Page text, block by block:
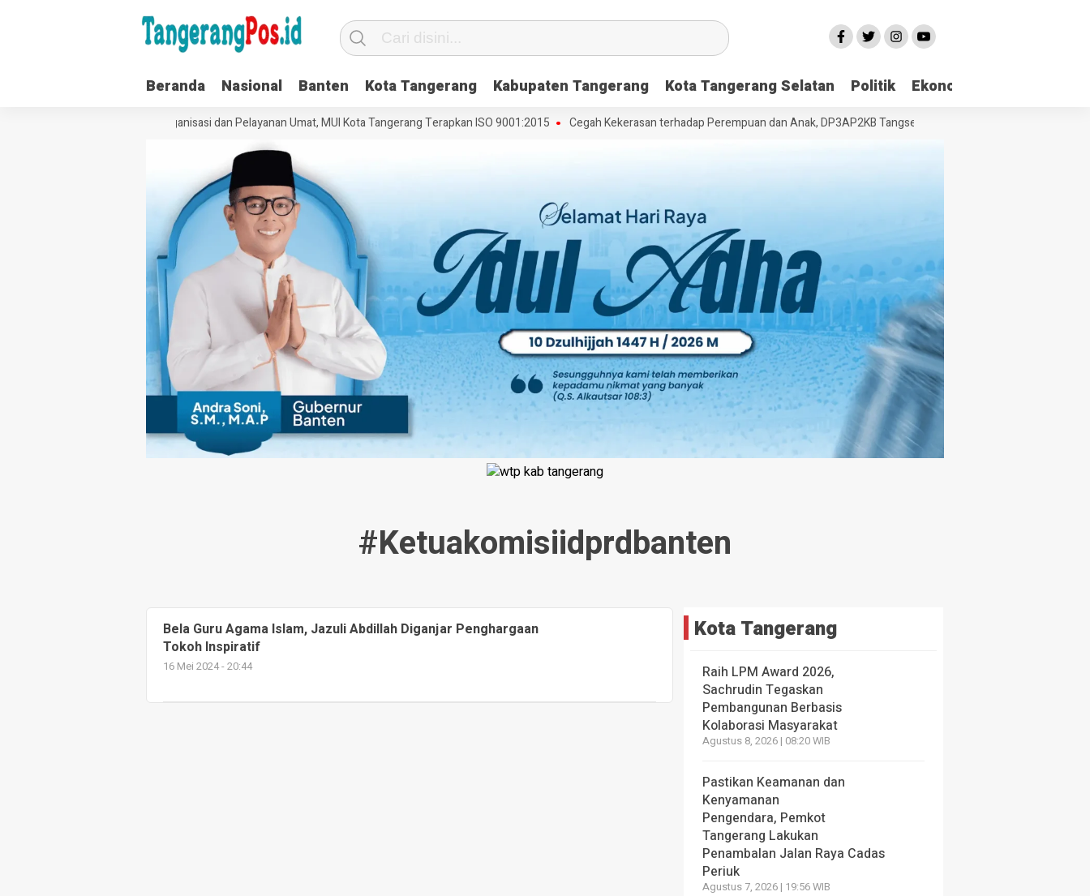
Beranda Nasional Banten Kota Tangerang Kabupaten Tangerang Kota Tangerang Selatan Politik Ekonomi
Perkuat Tata Kelola Organisasi dan Pelayanan Umat, MUI Kota Tangerang Terapkan ISO 9001:2015 Cegah Kekerasan terhadap Perempuan dan Anak, DP3AP2KB Tangsel Bekali Masyarakat Manajemen Stres
#ketuakomisiidprdbanten
Bela Guru Agama Islam, Jazuli Abdillah Diganjar Penghargaan
Tokoh Inspiratif
16 Mei 2024 - 20:44
Kota Tangerang
Raih LPM Award 2026,
Sachrudin Tegaskan
Pembangunan Berbasis
Kolaborasi Masyarakat
Agustus 8, 2026 | 08:20 WIB
Pastikan Keamanan dan
Kenyamanan
Pengendara, Pemkot
Tangerang Lakukan
Penambalan Jalan Raya Cadas
Periuk
Agustus 7, 2026 | 19:56 WIB